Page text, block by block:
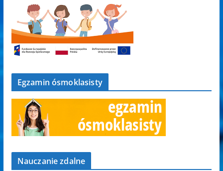
Egzamin ósmoklasisty
Nauczanie zdalne